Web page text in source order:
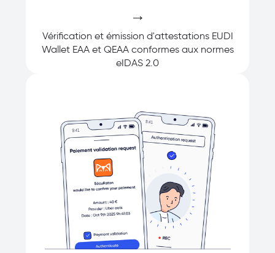
→
Vérification et émission d'attestations EUDI
Wallet EAA et QEAA conformes aux normes
eIDAS 2.0